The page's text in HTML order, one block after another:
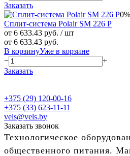
Заказать
0%
Сплит-система Polair SM 226 P
от 6 633.43 руб. / шт
от 6 633.43 руб.
В корзинуУже в корзине
−
+
Заказать
+375 (29) 120-00-16
+375 (33) 623-11-11
vels@vels.by
Заказать звонок
Технологическое
общественного питания.